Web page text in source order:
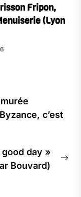
Fripon,
(Lyon
c’est
good day »
Bouvard)